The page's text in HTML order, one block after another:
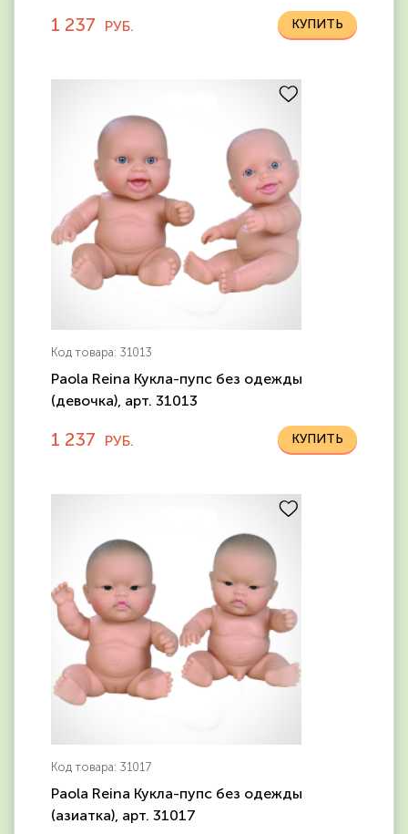
1 237 РУБ.
Код товара: 31013
Paola Reina Кукла-пупс без одежды
(девочка), арт. 31013
1 237 РУБ.
Код товара: 31017
Paola Reina Кукла-пупс без одежды
(азиатка), арт. 31017